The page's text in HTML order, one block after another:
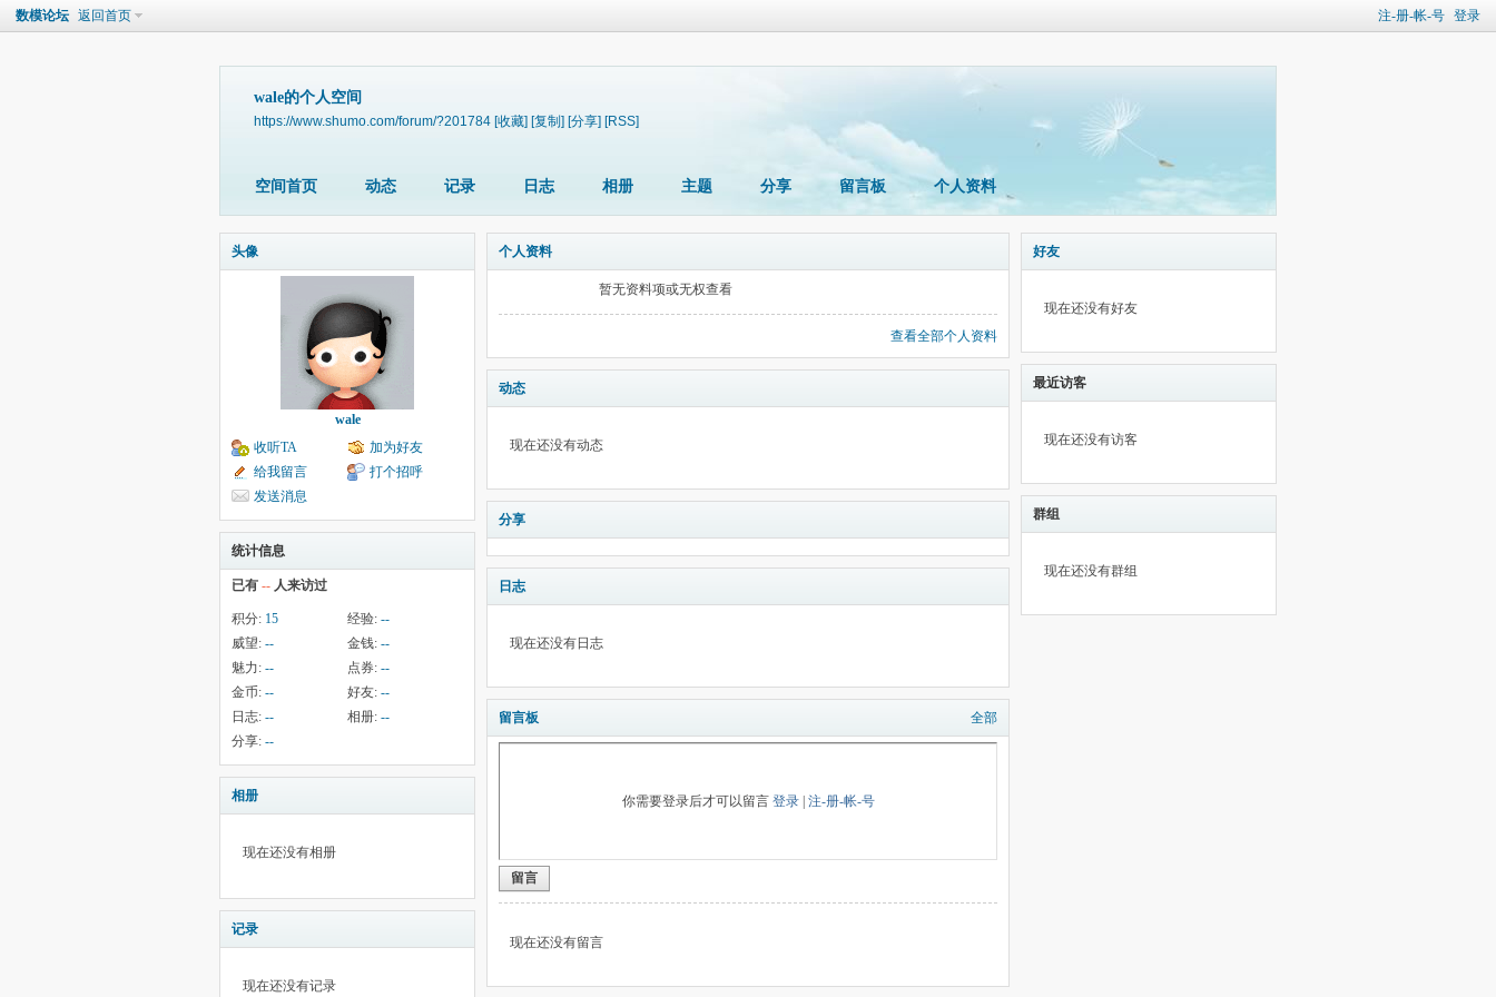
注-册-帐-号 登录
数模论坛 返回首页
wale的个人空间
https://www.shumo.com/forum/?201784 [收藏] [复制] [分享] [RSS]
空间首页 动态 记录 日志 相册 主题 分享 留言板 个人资料
头像
wale
收听TA
加为好友
给我留言
打个招呼
发送消息
统计信息
已有 -- 人来访过
积分: 15 经验: --
威望: -- 金钱: --
魅力: -- 点券: --
金币: -- 好友: --
日志: -- 相册: --
分享: --
相册
现在还没有相册
记录
现在还没有记录
个人资料
暂无资料项或无权查看
查看全部个人资料
动态
现在还没有动态
分享
日志
现在还没有日志
留言板 全部
你需要登录后才可以留言 登录| 注-册-帐-号
留言
现在还没有留言
好友
现在还没有好友
最近访客
现在还没有访客
群组
现在还没有群组